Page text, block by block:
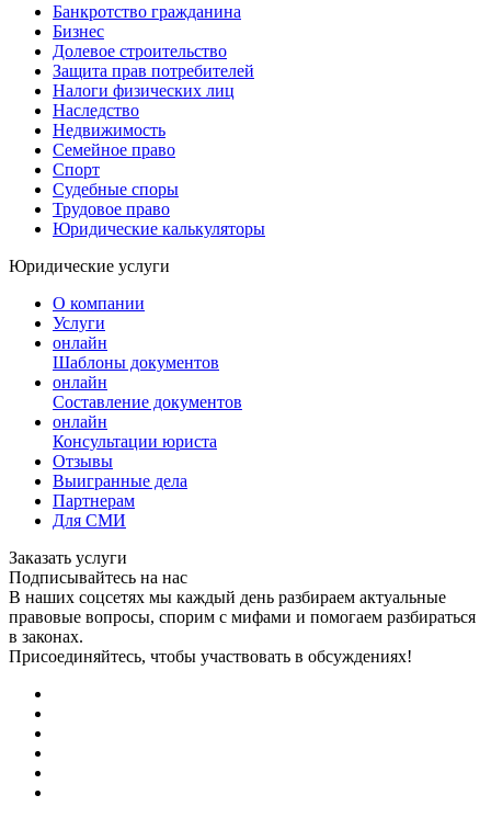
Банкротство гражданина
Бизнес
Долевое строительство
Защита прав потребителей
Налоги физических лиц
Наследство
Недвижимость
Семейное право
Спорт
Судебные споры
Трудовое право
Юридические калькуляторы
Юридические услуги
О компании
Услуги
онлайн
Шаблоны документов
онлайн
Составление документов
онлайн
Консультации юриста
Отзывы
Выигранные дела
Партнерам
Для СМИ
Заказать услуги
Подписывайтесь на нас
В наших соцсетях мы каждый день разбираем актуальные
правовые вопросы, спорим с мифами и помогаем разбираться
в законах.
Присоединяйтесь, чтобы участвовать в обсуждениях!